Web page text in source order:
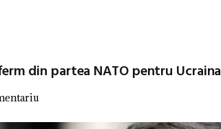
din partea NATO pentru Ucraina